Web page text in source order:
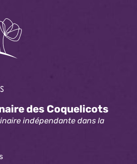
des Coquelicots
indépendante dans la